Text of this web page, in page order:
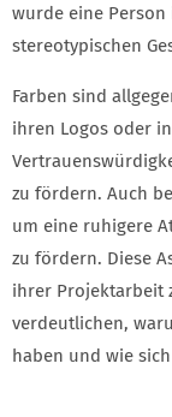
wurde eine
stereotypischen
Farben sind
ihren Logos oder
zu fördern. Auch
um eine ruhigere
zu fördern. Diese
ihrer Projektarbeit
verdeutlichen,
haben und wie